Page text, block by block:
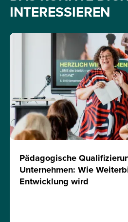
INTERESSIEREN
Pädagogische
Unternehmen: Wie
Entwicklung wird